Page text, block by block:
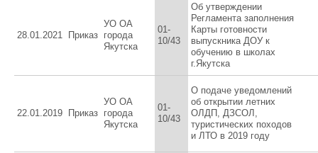
28.01.2021 Приказ
УО ОА
города
Якутска
01-
10/43
Об утверждении
Регламента заполнения
Карты готовности
выпускника ДОУ к
обучению в школах
г.Якутска
22.01.2019 Приказ
УО ОА
города
Якутска
01-
10/43
О подаче уведомлений
об открытии летних
ОЛДП, ДЗСОЛ,
туристических походов
и ЛТО в 2019 году